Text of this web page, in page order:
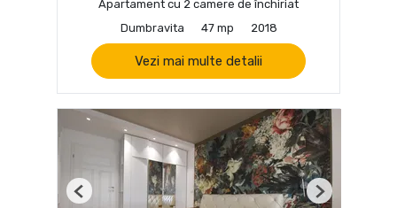
Apartament cu 2 camere de închiriat
Dumbravita
47 mp 2018
Vezi mai multe detalii
Previous Next